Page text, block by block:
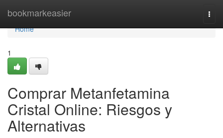
bookmarkeasier
Home
Home
1
Comprar Metanfetamina
Cristal Online: Riesgos y
Alternativas